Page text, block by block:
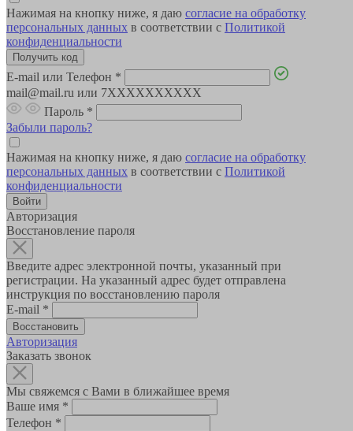
Нажимая на кнопку ниже, я даю согласие на обработку
персональных данных в соответствии с Политикой
конфиденциальности
E-mail или Телефон *
mail@mail.ru или 7XXXXXXXXXX
Пароль *
Забыли пароль?
Нажимая на кнопку ниже, я даю согласие на обработку
персональных данных в соответствии с Политикой
конфиденциальности
Авторизация
Восстановление пароля
Введите адрес электронной почты, указанный при
регистрации. На указанный адрес будет отправлена
инструкция по восстановлению пароля
E-mail *
Авторизация
Заказать звонок
Мы свяжемся с Вами в ближайшее время
Ваше имя *
Телефон *